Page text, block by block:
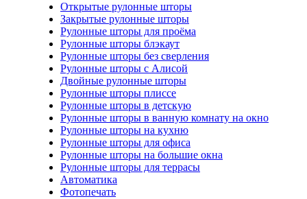
Открытые рулонные шторы
Закрытые рулонные шторы
Рулонные шторы для проёма
Рулонные шторы блэкаут
Рулонные шторы без сверления
Рулонные шторы с Алисой
Двойные рулонные шторы
Рулонные шторы плиссе
Рулонные шторы в детскую
Рулонные шторы в ванную комнату на окно
Рулонные шторы на кухню
Рулонные шторы для офиса
Рулонные шторы на большие окна
Рулонные шторы для террасы
Автоматика
Фотопечать